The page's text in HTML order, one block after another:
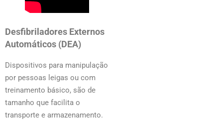
Desfibriladores Externos
Automáticos (DEA)
Dispositivos para manipulação
por pessoas leigas ou com
treinamento básico, são de
tamanho que facilita o
transporte e armazenamento.